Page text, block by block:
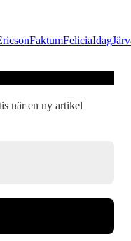
FaktumFeliciaIdag
när en ny artikel